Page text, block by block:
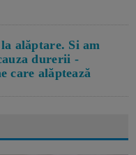
alăptare. Si am
durerii -
care alăptează